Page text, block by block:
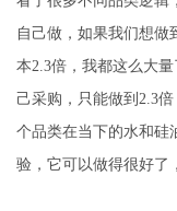
自己做，如果我们想做
本2.3倍，我都这么大
己采购，只能做到2.3
个品类在当下的水和硅
验，它可以做得很好了